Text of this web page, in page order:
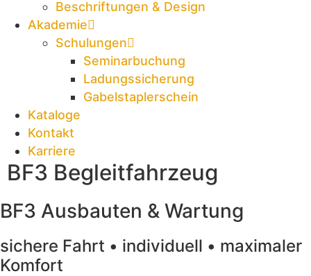
Beschriftungen & Design
Akademie
Schulungen
Seminarbuchung
Ladungssicherung
Gabelstaplerschein
Kataloge
Kontakt
Karriere
BF3 Begleitfahrzeug
BF3 Ausbauten & Wartung
sichere Fahrt • individuell • maximaler
Komfort